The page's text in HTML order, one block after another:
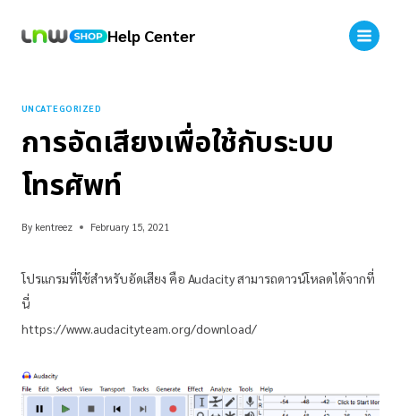
Help Center
UNCATEGORIZED
การอัดเสียงเพื่อใช้กับระบบ
โทรศัพท์
By kentreez February 15, 2021
โปรแกรมที่ใช้สำหรับอัดเสียง คือ Audacity สามารถดาวน์โหลดได้จากที่
นี่
https://www.audacityteam.org/download/